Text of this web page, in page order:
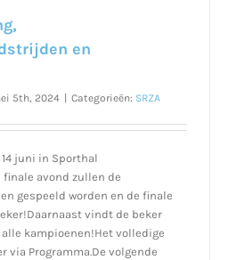
en
5th, 2024 Categorieën: SRZA
juni in Sporthal
avond zullen de
gespeeld worden en de finale
vindt de beker
kampioenen!Het volledige
via Programma.De volgende